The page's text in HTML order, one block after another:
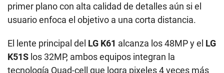
primer plano con alta calidad de detalles aún si el
usuario enfoca el objetivo a una corta distancia.
El lente principal del LG K61 alcanza los 48MP y el LG
K51S los 32MP, ambos equipos integran la
tecnología Quad-cell que logra pixeles 4 veces más